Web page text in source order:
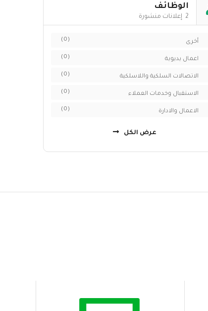
الوظائف
2 إعلانات منشورة
أخرى (0)
اعمال يديوية (0)
الاتصالات السلكية واللاسلكية (0)
الاستقبال وخدمات العملاء (0)
الاعمال والادارة (0)
عرض الكل